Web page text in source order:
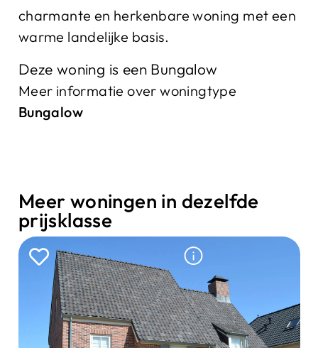
charmante en herkenbare woning met een
warme landelijke basis.
Deze woning is een Bungalow
Meer informatie over woningtype
Bungalow
Meer woningen in dezelfde
prijsklasse